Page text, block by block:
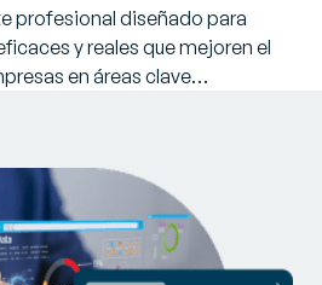
profesional diseñado para
y reales que mejoren el
en áreas clave…